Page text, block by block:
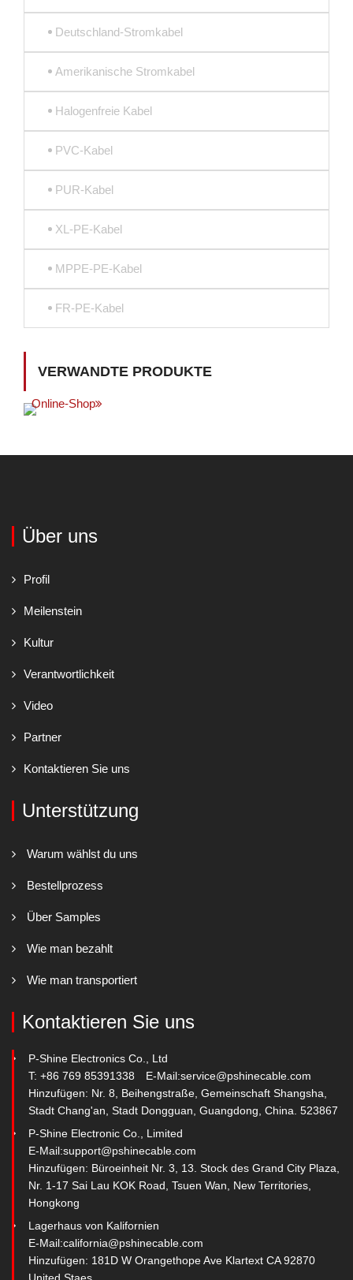
Deutschland-Stromkabel
Amerikanische Stromkabel
Halogenfreie Kabel
PVC-Kabel
PUR-Kabel
XL-PE-Kabel
MPPE-PE-Kabel
FR-PE-Kabel
VERWANDTE PRODUKTE
Online-Shop
Über uns
Profil
Meilenstein
Kultur
Verantwortlichkeit
Video
Partner
Kontaktieren Sie uns
Unterstützung
Warum wählst du uns
Bestellprozess
Über Samples
Wie man bezahlt
Wie man transportiert
Kontaktieren Sie uns
P-Shine Electronics Co., Ltd
T: +86 769 85391338
E-Mail:service@pshinecable.com
Hinzufügen: Nr. 8, Beihengstraße, Gemeinschaft Shangsha,
Stadt Chang'an, Stadt Dongguan, Guangdong, China. 523867
P-Shine Electronic Co., Limited
E-Mail:support@pshinecable.com
Hinzufügen: Büroeinheit Nr. 3, 13. Stock des Grand City Plaza,
Nr. 1-17 Sai Lau KOK Road, Tsuen Wan, New Territories,
Hongkong
Lagerhaus von Kalifornien
E-Mail:california@pshinecable.com
Hinzufügen: 181D W Orangethope Ave Klartext CA 92870
United Staes